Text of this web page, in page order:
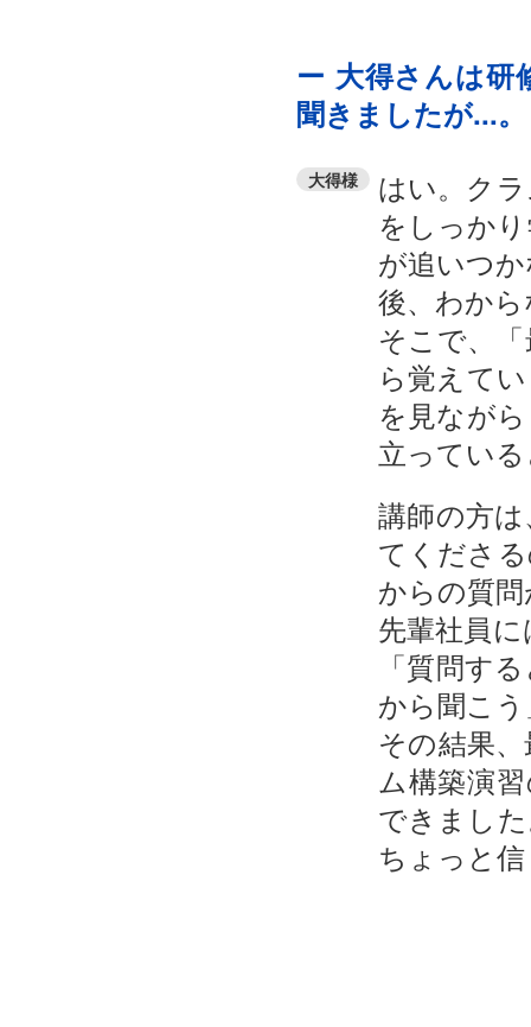
ー 大得さんは研
聞きましたが...。
大得様
はい。ク
をしっか
が追いつ
後、わか
そこで、
ら覚えて
を見なが
立ってい
講師の方
てくださ
からの質
先輩社員
「質問す
から聞こ
その結果
ム構築演
できまし
ちょっと